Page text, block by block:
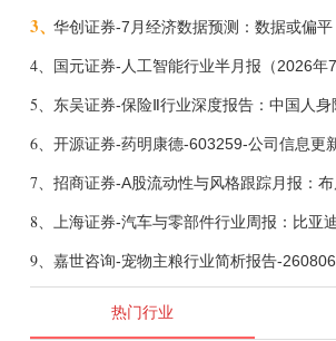
3、
4、
5、
6、
7、
8、
9、 嘉世咨询-宠物主粮行业简析报告-260806
热门行业